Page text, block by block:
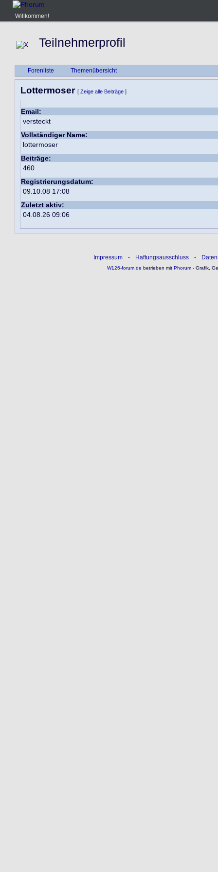
Willkommen!
Teilnehmerprofil
Forenliste Themenübersicht
Lottermoser [ Zeige alle Beiträge ]
Email:
versteckt
Vollständiger Name:
lottermoser
Beiträge:
460
Registrierungsdatum:
09.10.08 17:08
Zuletzt aktiv:
04.08.26 09:06
Impressum - Haftungsausschluss -
W126-forum.de betrieben mitPhorum- Grafik,